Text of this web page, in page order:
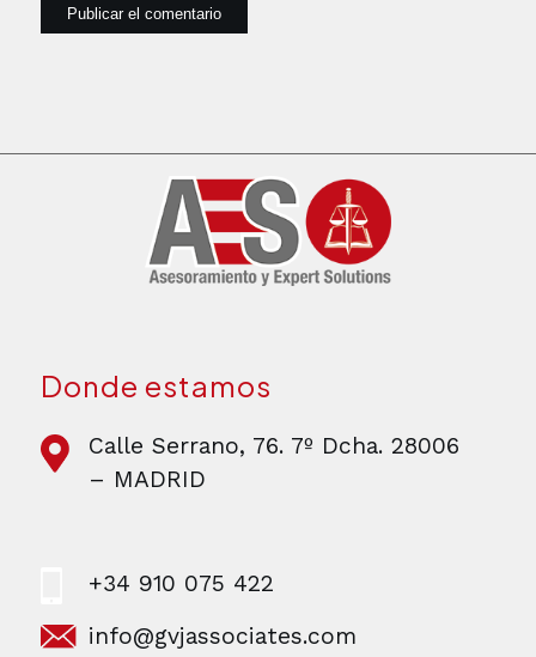
Donde estamos
Calle Serrano, 76. 7º Dcha. 28006
– MADRID
+34 910 075 422
info@gvjassociates.com